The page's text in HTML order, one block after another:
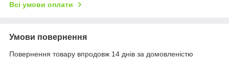
Всі умови оплати
Умови повернення
Повернення товару впродовж 14 днів за домовленістю